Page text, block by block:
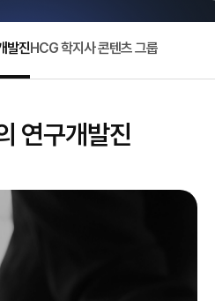
발진HCG 학지사 콘텐츠 그룹
연구개발진